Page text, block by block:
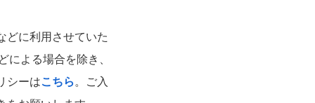
どに利用させていた
よる場合を除き、
シーはこちら 。 ご入